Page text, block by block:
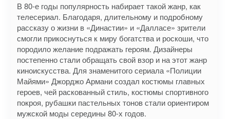
В 80-е годы популярность набирает такой жанр, как
телесериал. Благодаря, длительному и подробному
рассказу о жизни в «Династии» и «Далласе» зрители
смогли прикоснуться к миру богатства и роскоши, что
породило желание подражать героям. Дизайнеры
постепенно стали обращать свой взор и на этот жанр
киноискусства. Для знаменитого сериала «Полиции
Майями» Джорджо Армани создал костюмы главных
героев, чей раскованный стиль, костюмы спортивного
покроя, рубашки пастельных тонов стали ориентиром
мужской моды середины 80-х годов.